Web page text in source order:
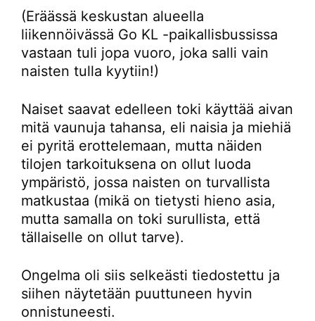
(Eräässä keskustan alueella
liikennöivässä Go KL -paikallisbussissa
vastaan tuli jopa vuoro, joka salli vain
naisten tulla kyytiin!)
Naiset saavat edelleen toki käyttää aivan
mitä vaunuja tahansa, eli naisia ja miehiä
ei pyritä erottelemaan, mutta näiden
tilojen tarkoituksena on ollut luoda
ympäristö, jossa naisten on turvallista
matkustaa (mikä on tietysti hieno asia,
mutta samalla on toki surullista, että
tällaiselle on ollut tarve).
Ongelma oli siis selkeästi tiedostettu ja
siihen näytetään puuttuneen hyvin
onnistuneesti.